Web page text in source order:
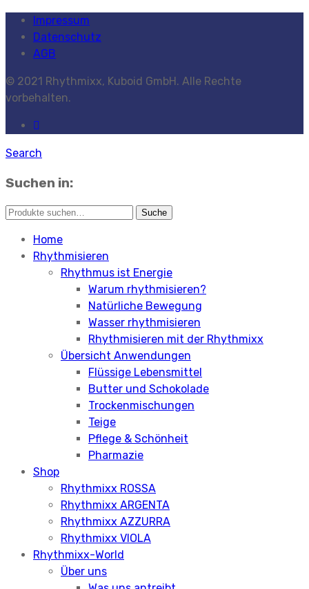
Impressum
Datenschutz
AGB
© 2021 Rhythmixx, Kuboid GmbH. Alle Rechte
vorbehalten.
Search
Suchen in:
Home
Rhythmisieren
Rhythmus ist Energie
Warum rhythmisieren?
Natürliche Bewegung
Wasser rhythmisieren
Rhythmisieren mit der Rhythmixx
Übersicht Anwendungen
Flüssige Lebensmittel
Butter und Schokolade
Trockenmischungen
Teige
Pflege & Schönheit
Pharmazie
Shop
Rhythmixx ROSSA
Rhythmixx ARGENTA
Rhythmixx AZZURRA
Rhythmixx VIOLA
Rhythmixx-World
Über uns